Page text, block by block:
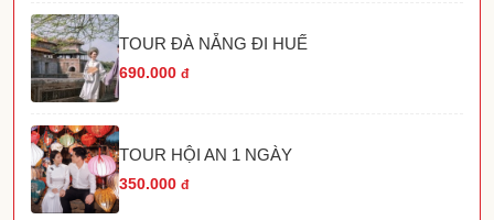
TOUR ĐÀ NẴNG ĐI HUẾ
690.000 đ
TOUR HỘI AN 1 NGÀY
350.000 đ